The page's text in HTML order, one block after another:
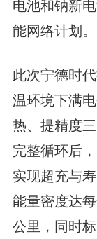
电池和钠新
能网络计划。
此次宁德时
温环境下满
热、提精度
完整循环后
实现超充与
能量密度达
公里，同时